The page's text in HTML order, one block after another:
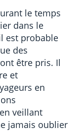
le temps
dans le
est probable
des
être pris. Il
et
en
veillant
jamais oublier